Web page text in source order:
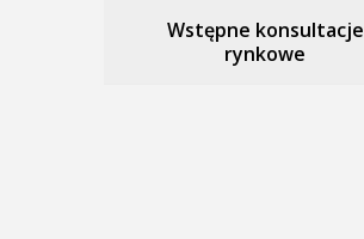
Wstępne konsultacje
rynkowe